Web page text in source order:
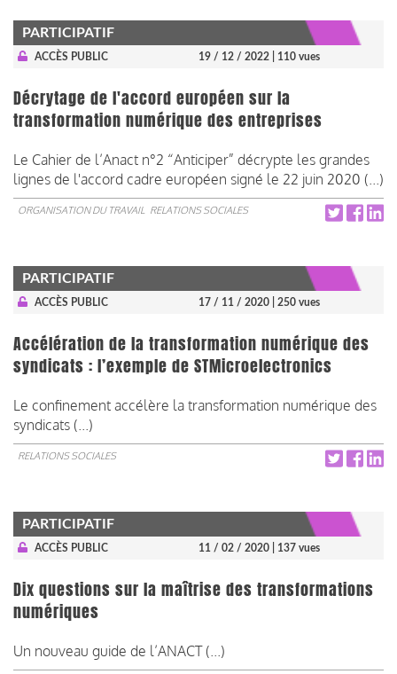
PARTICIPATIF
ACCÈS PUBLIC 19 / 12 / 2022 | 110 vues
Décrytage de l'accord européen sur la
transformation numérique des entreprises
Le Cahier de l’Anact n°2 “Anticiper” décrypte les grandes
lignes de l'accord cadre européen signé le 22 juin 2020 (...)
ORGANISATION DU TRAVAIL RELATIONS SOCIALES
PARTICIPATIF
ACCÈS PUBLIC 17 / 11 / 2020 | 250 vues
Accélération de la transformation numérique des
syndicats : l’exemple de STMicroelectronics
Le confinement accélère la transformation numérique des
syndicats (...)
RELATIONS SOCIALES
PARTICIPATIF
ACCÈS PUBLIC 11 / 02 / 2020 | 137 vues
Dix questions sur la maîtrise des transformations
numériques
Un nouveau guide de l’ANACT (...)